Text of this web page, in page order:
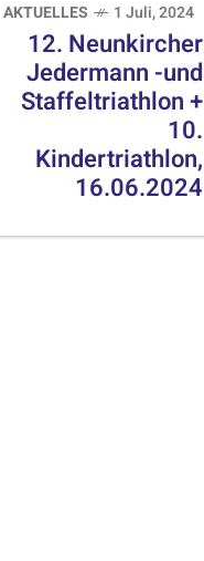
AKTUELLES 1 Juli, 2024
12. Neunkircher
Jedermann -und
Staffeltriathlon +
10.
Kindertriathlon,
16.06.2024